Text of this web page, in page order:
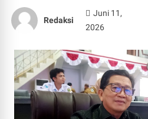
Redaksi
Juni 11,
2026